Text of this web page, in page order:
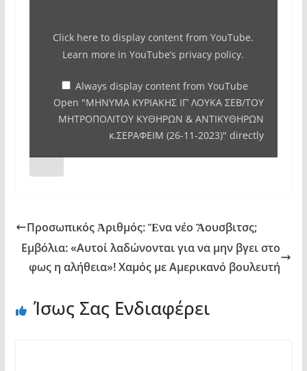
ΛΟΥΚΑ
ΤΟΥ
ΜΗΤΡΟΠΟΛΙΤΟΥ ΚΥΘΗΡΩΝ
&
ΑΝΤΙΚΥΘΗΡΩΝ
κ.ΣΕΡΑΦΕΙΜ
2023)"
YouTube
Click here to display content from YouTube.
Learn more inYouTube’s privacy policy.
Always display content from YouTube
Open "ΜΗΝΥΜΑ ΚΥΡΙΑΚΗΣ ΙΓ’ ΛΟΥΚΑ ΣΕΒ/ΤΟΥ
ΜΗΤΡΟΠΟΛΙΤΟΥ ΚΥΘΗΡΩΝ & ΑΝΤΙΚΥΘΗΡΩΝ
κ.ΣΕΡΑΦΕΙΜ (26-11-2023)" directly
Προσωπικός Ἀριθμός: Ἕνα νέο Ἂουσβιτσς;
Εμβόλια: «Αυτοί λαδώνονται για να μην βγει στο
φως η αλήθεια»! Χαμός με Αμερικανό βουλευτή
Ίσως Σας Ενδιαφέρει